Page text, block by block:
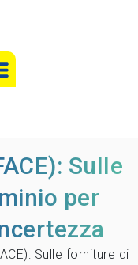
Sulle
per
Sulle forniture di